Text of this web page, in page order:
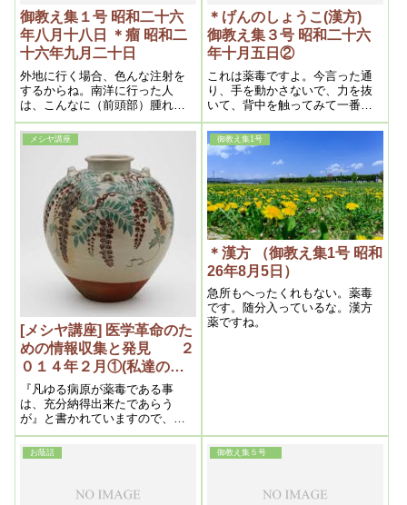
御教え集１号 昭和二十六
年八月十八日 ＊瘤 昭和二
十六年九月二十日
外地に行く場合、色んな注射を
するからね。南洋に行った人
は、こんなに（前頭部）腫れる
事がある。顔が腫れ上っちょ
う。こういうのは二、三日放っ
て置くと穴があいて治ってしま
う。そういうのは知っておくと
良いですね。
＊げんのしょうこ(漢方)
御教え集３号 昭和二十六
年十月五日②
これは薬毒ですよ。今言った通
り、手を動かさないで、力を抜
いて、背中を触ってみて一番固
い処、そこをやる。
メシヤ講座
[メシヤ講座] 医学革命のた
めの情報収集と発見 ２
０１４年２月①(私達の学
び目からウロコの内容よ
り）
『凡ゆる病原が薬毒である事
は、充分納得出来たであらう
が』と書かれていますので、メ
シヤ様は、ここで我々に「納得
してくれたかい？」というふう
に、まずは問いかけて下さって
問いかけて、そのことがしっか
御教え集1号
＊漢方 （御教え集1号 昭和
26年8月5日）
急所もへったくれもない。薬毒
です。随分入っているな。漢方
薬ですね。
お蔭話 御教え集５号